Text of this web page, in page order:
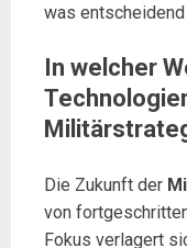
was
In welcher
Die Zukunft der
von
Fokus verlagert